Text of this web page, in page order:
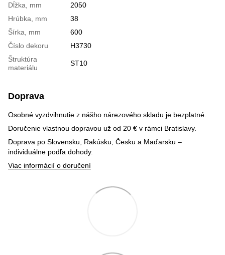
Dĺžka, mm
2050
Hrúbka, mm
38
Šírka, mm
600
Číslo dekoru
H3730
Štruktúra
materiálu
ST10
Doprava
Osobné vyzdvihnutie z nášho nárezového skladu je bezplatné.
Doručenie vlastnou dopravou už od 20 € v rámci Bratislavy.
Doprava po Slovensku, Rakúsku, Česku a Maďarsku –
individuálne podľa dohody.
Viac informácií o doručení